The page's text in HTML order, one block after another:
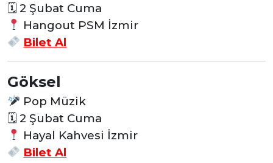
🗓 2 Şubat Cuma
Hangout PSM İzmir
Bilet Al
Göksel
Pop Müzik
🗓 2 Şubat Cuma
Hayal Kahvesi İzmir
Bilet Al